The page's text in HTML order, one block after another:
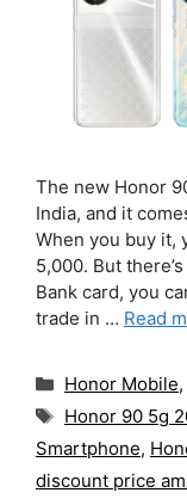
The new Honor
India, and it
When you buy it,
5,000. But
Bank card, you
trade in … Read
Categories
Honor Mobile,
Tags
Honor 90 5g
Smartphone,
discount price